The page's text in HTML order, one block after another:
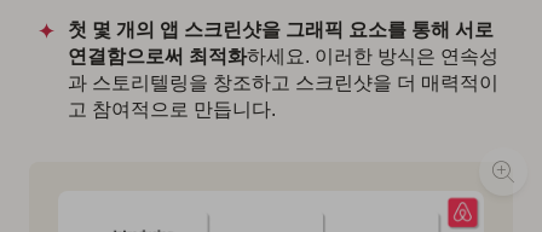
첫 몇 개의 앱 스크린샷을 그래픽 요소를 통해 서로
연결함으로써 최적화하세요. 이러한 방식은 연속성
과 스토리텔링을 창조하고 스크린샷을 더 매력적이
고 참여적으로 만듭니다.